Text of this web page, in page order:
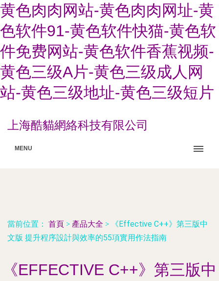
黄色肉肉网站-黄色肉肉网址-黄
色软件91-黄色软件快猫-黄色软
件免费网站-黄色软件香蕉视频-
黄色三级A片-黄色三级成人网
站-黄色三级地址-黄色三级短片
上海酷貓網絡科技有限公司
MENU
當前位置： 首頁 > 產品大全 >
《Effective C++》第三版中
文版 提升程序設計與效率的55項實用作法指南
《EFFECTIVE C++》第三版中